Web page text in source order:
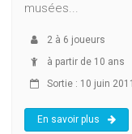
musées...
2 à 6 joueurs
à partir de 10 ans
Sortie : 10 juin 2011
En savoir plus